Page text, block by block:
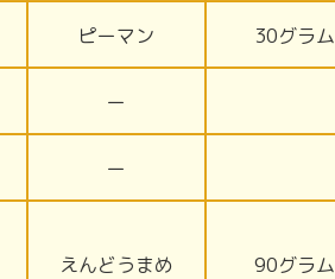
ピーマン 30グラム
ー
ー
えんどうまめ 90グラム